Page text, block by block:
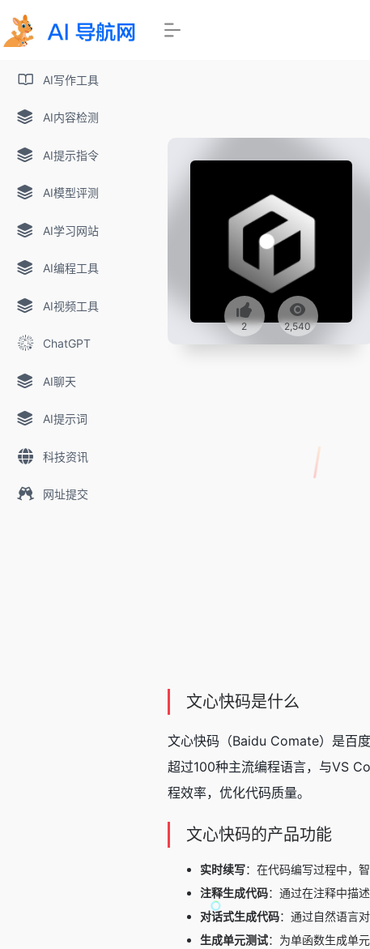
AI写作工具
AI内容检测
AI提示指令
AI模型评测
AI学习网站
AI编程工具
AI视频工具
ChatGPT
AI聊天
AI提示词
科技资讯
网址提交
2 2,540
文心快码是什么
文心快码（Baidu Comate）是百
超过100种主流编程语言，与VS
程效率，优化代码质量。
文心快码的产品功能
实时续写：在代码编写过程中，
注释生成代码：通过在注释中描
对话式生成代码：通过自然语言
生成单元测试：为单函数生成单